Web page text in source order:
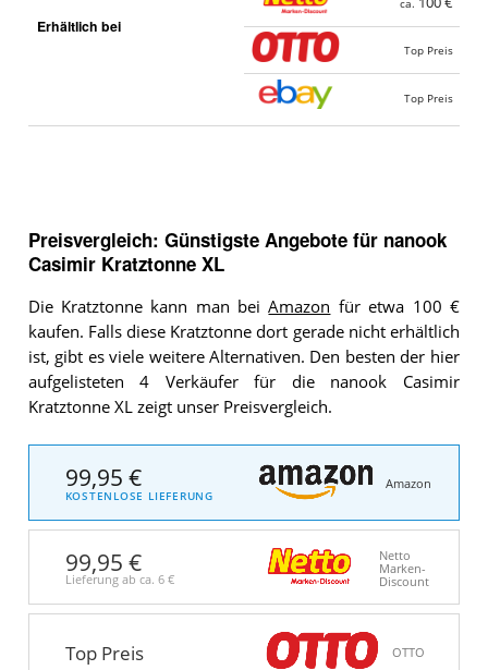
Erhältlich bei
Top Preis
Top Preis
Preisvergleich: Günstigste Angebote für nanook
Casimir Kratztonne XL
Die Kratztonne kann man beiAmazon für etwa 100 €
kaufen. Falls diese Kratztonne dort gerade nicht erhältlich
ist, gibt es viele weitere Alternativen. Den besten der hier
aufgelisteten 4 Verkäufer für die nanook Casimir
Kratztonne XL zeigt unser Preisvergleich.
99,95 €
KOSTENLOSE LIEFERUNG
Amazon
99,95 €
Lieferung ab ca. 6 €
Netto
Marken-
Discount
Top Preis OTTO